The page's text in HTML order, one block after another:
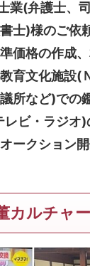
業(弁護士、
士)様のご依
価格の作成
育文化施設(
所など)での
ビ・ラジオ
ークション
カルチャ